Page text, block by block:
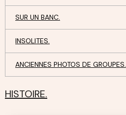
SUR UN BANC.
INSOLITES.
ANCIENNES PHOTOS DE GROUPES.
HISTOIRE.